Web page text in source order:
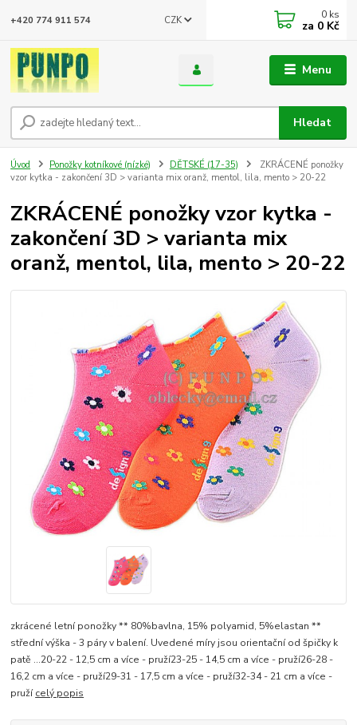
Menu
CZK
Hledat
+420 774 911 574 0 ks
za 0 Kč
Úvod Ponožky kotníkové (nízké) DĚTSKÉ (17-35)
ZKRÁCENÉ ponožky
vzor kytka - zakončení 3D > varianta mix oranž, mentol, lila, mento > 20-22
ZKRÁCENÉ ponožky vzor kytka -
zakončení 3D > varianta mix
oranž, mentol, lila, mento > 20-22
zkrácené letní ponožky ** 80%bavlna, 15% polyamid, 5%elastan **
střední výška - 3 páry v balení. Uvedené míry jsou orientační od špičky k
patě ...20-22 - 12,5 cm a více - pruží23-25 - 14,5 cm a více - pruží26-28 -
16,2 cm a více - pruží29-31 - 17,5 cm a více - pruží32-34 - 21 cm a více -
pružícelý popis